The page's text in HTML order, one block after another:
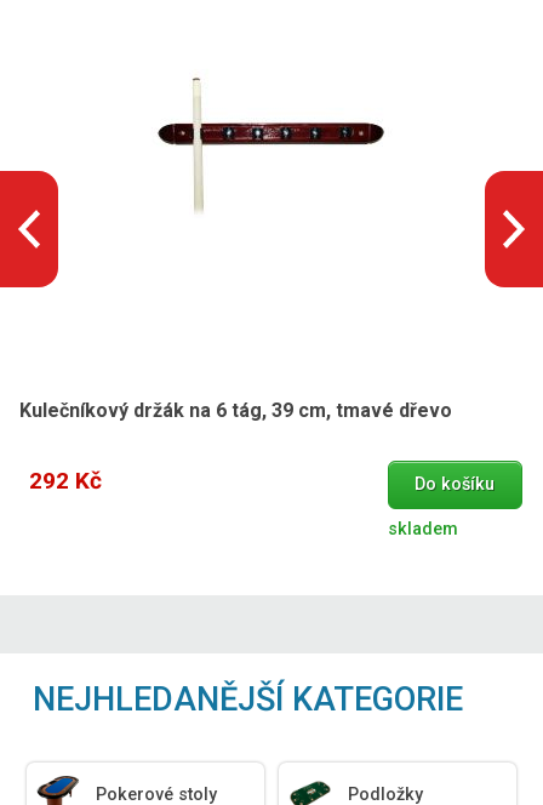
Kulečníkový držák na 6 tág, 39 cm, tmavé dřevo
292 Kč Do košíku
skladem
NEJHLEDANĚJŠÍ KATEGORIE
Pokerové stoly Podložky